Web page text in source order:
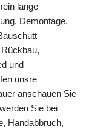
lange
Demontage,
und
unsre
anschauen Sie
Sie bei
Handabbruch,